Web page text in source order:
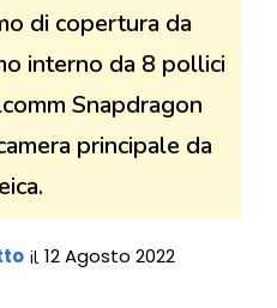
di copertura da
interno da 8 pollici
Snapdragon
principale da
il 12 Agosto 2022